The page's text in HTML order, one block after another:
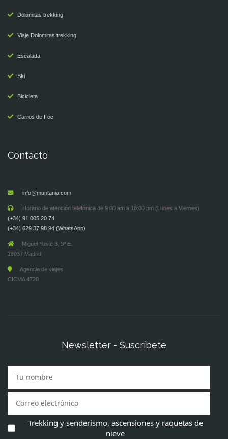
Dolomitas trekking
Viaje Dolomitas trekking
Escalada
Ski
Bicicleta
Carros de Foc
Contacto
info@muntania.com
Horario de atención telefónica de 9:00 am a 18:00 pm (Lunes a Viernes)
(+34) 91 005 20 74
(+34) 629 37 98 94 (WhatsApp)
Miguel Yuste 3, 3º E.
28037 Madrid
Agencia de viajes
CICMA 4720
Newsletter - Suscríbete
Trekking y senderismo, ascensiones y raquetas de
nieve